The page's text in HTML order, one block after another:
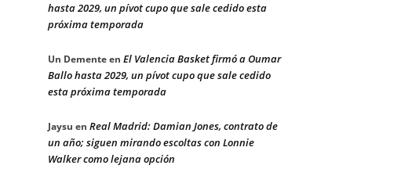
hasta 2029, un pívot cupo que sale cedido esta
próxima temporada
Un Dementeen El Valencia Basket firmó a Oumar
Ballo hasta 2029, un pívot cupo que sale cedido
esta próxima temporada
Jaysu en Real Madrid: Damian Jones, contrato de
un año; siguen mirando escoltas con Lonnie
Walker como lejana opción